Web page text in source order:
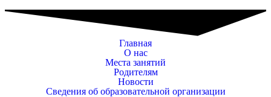
Главная
О нас
Места занятий
Родителям
Новости
Сведения об образовательной организации